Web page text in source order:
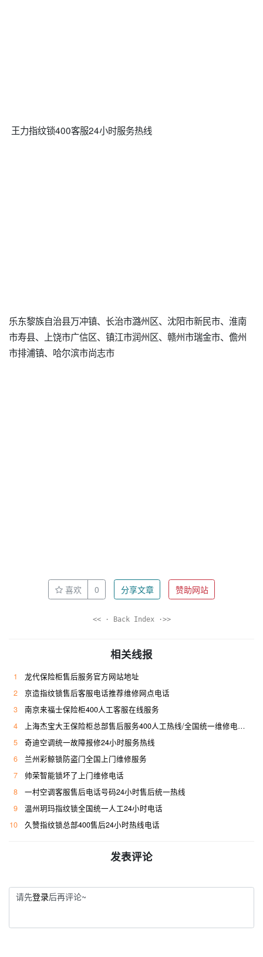
王力指纹锁400客服24小时服务热线
乐东黎族自治县万冲镇、长治市潞州区、沈阳市新民市、淮南
市寿县、上饶市广信区、镇江市润州区、赣州市瑞金市、儋州
市排浦镇、哈尔滨市尚志市
喜欢 0 分享文章 赞助网站
<< · Back Index ·>>
相关线报
1
龙代保险柜售后服务官方网站地址
2
京造指纹锁售后客服电话推荐维修网点电话
3
南京来福士保险柜400人工客服在线服务
4
上海杰宝大王保险柜总部售后服务400人工热线/全国统一维修电话是多少
5
奇迪空调统一故障报修24小时服务热线
6
兰州彩鲸锁防盗门全国上门维修服务
7
帅荣智能锁坏了上门维修电话
8
一村空调客服售后电话号码24小时售后统一热线
9
温州玥玛指纹锁全国统一人工24小时电话
10
久赞指纹锁总部400售后24小时热线电话
发表评论
请先登录后再评论~